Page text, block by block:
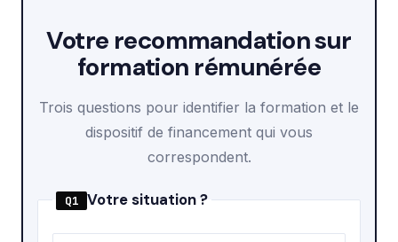
Votre recommandation sur
formation rémunérée
Trois questions pour identifier la formation et le
dispositif de financement qui vous
correspondent.
Q1 Votre situation ?